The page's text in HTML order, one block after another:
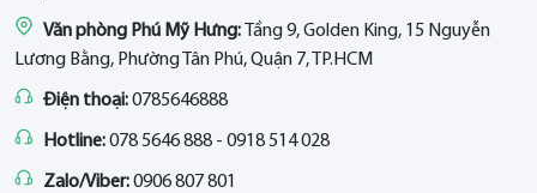
Văn phòng Phú Mỹ Hưng:Tầng 9, Golden King, 15 Nguyễn
Lương Bằng, Phường Tân Phú, Quận 7, TP.HCM
Điện thoại:0785646888
Hotline:078 5646 888 - 0918 514 028
Zalo/Viber:0906 807 801